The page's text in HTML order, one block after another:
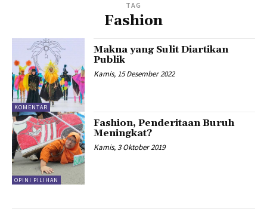
TAG
Fashion
KOMENTAR
Makna yang Sulit Diartikan
Publik
Kamis, 15 Desember 2022
OPINI PILIHAN
Fashion, Penderitaan Buruh
Meningkat?
Kamis, 3 Oktober 2019